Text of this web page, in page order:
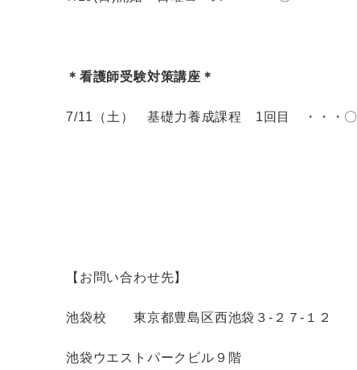
＊看護師受験対策講座＊
7/11（土） 基礎力養成課程 1回目 ・・・〇
【お問い合わせ先】
池袋校 東京都豊島区西池袋３-２７-１２
池袋ウエストパークビル９階